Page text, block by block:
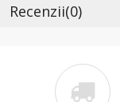
Recenzii(0)